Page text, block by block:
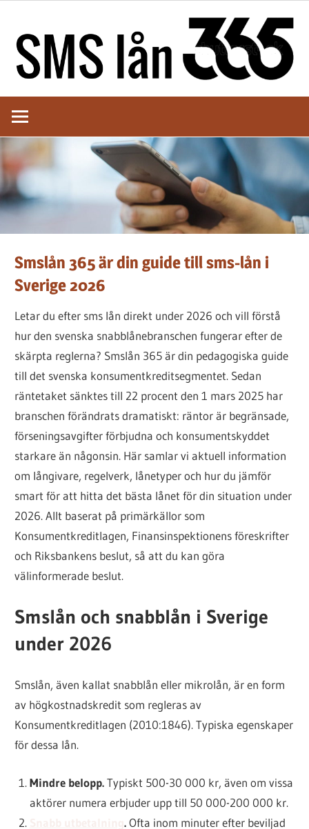
innehåll
Hitta
bästa
SMS-
lånet
kan
jämföra
olika
SMS-
lån
hitta
det
bästa
lånet
för
dig
Smslån 365 är din guide till sms-lån i
Sverige 2026
Letar du efter sms lån direkt under 2026 och vill förstå
hur den svenska snabblånebranschen fungerar efter de
skärpta reglerna? Smslån 365 är din pedagogiska guide
till det svenska konsumentkreditsegmentet. Sedan
räntetaket sänktes till 22 procent den 1 mars 2025 har
branschen förändrats dramatiskt: räntor är begränsade,
förseningsavgifter förbjudna och konsumentskyddet
starkare än någonsin. Här samlar vi aktuell information
om långivare, regelverk, lånetyper och hur du jämför
smart för att hitta det bästa lånet för din situation under
2026. Allt baserat på primärkällor som
Konsumentkreditlagen, Finansinspektionens föreskrifter
och Riksbankens beslut, så att du kan göra
välinformerade beslut.
Smslån och snabblån i Sverige
under 2026
Smslån, även kallat snabblån eller mikrolån, är en form
av högkostnadskredit som regleras av
Konsumentkreditlagen (2010:1846). Typiska egenskaper
för dessa lån.
Mindre belopp.Typiskt 500-30 000 kr, även om vissa
aktörer numera erbjuder upp till 50 000-200 000 kr.
.Ofta inom minuter efter beviljad